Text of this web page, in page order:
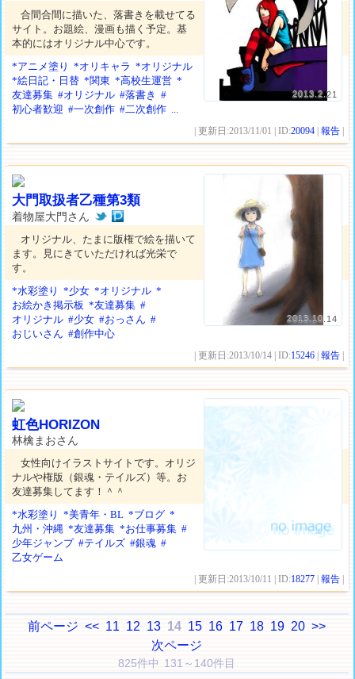
2013.2.21
合間合間に描いた、落書きを載せてる
サイト。お題絵、漫画も描く予定。基
本的にはオリジナル中心です。
*アニメ塗り
*オリキャラ *オリジナル
*絵日記・日替 *関東 *高校生運営 *
友達募集 #オリジナル #落書き
#
初心者歓迎 #一次創作 #二次創作 ...
| 更新日:2013/11/01 | ID:20094 |報告
2013.10.14
大門取扱者乙種第3類
着物屋大門さん
オリジナル、たまに版権で絵を描いて
ます。見にきていただければ光栄で
す。
*水彩塗り
*少女 *オリジナル *
お絵かき掲示板 *友達募集 #
オリジナル #少女 #おっさん #
おじいさん #創作中心
| 更新日:2013/10/14 | ID:15246 |報告
虹色HORIZON
林檎まおさん
女性向けイラストサイトです。オリジ
ナルや権版（銀魂・テイルズ）等。お
友達募集してます！＾＾
*水彩塗り
*美青年・BL *ブログ *
九州・沖縄 *友達募集 *お仕事募集 #
少年ジャンプ #テイルズ #銀魂 #
乙女ゲーム
| 更新日:2013/10/11 | ID:18277 |報告
前ページ << 11 12 13 14 15 16 17 18 19 20 >>
次ページ
825件中 131～140件目